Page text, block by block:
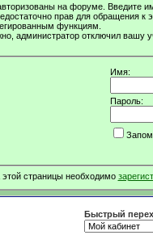
на форуме. Введите
прав для обращения к
функциям.
администратор отключил вашу
Имя:
Пароль:
страницы необходимо
Быстрый